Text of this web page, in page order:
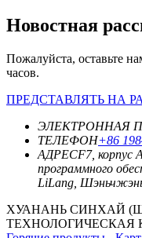
Новостная
Пожалуйста, оставьте
часов.
ПРЕДСТАВЛЯТЬ НА
ЭЛЕКТРОННАЯ
ТЕЛЕФОН+86
АДРЕСF7, корпус
программного
LiLang,
ХУАНАНЬ СИНХАЙ
ТЕХНОЛОГИЧЕСКАЯ